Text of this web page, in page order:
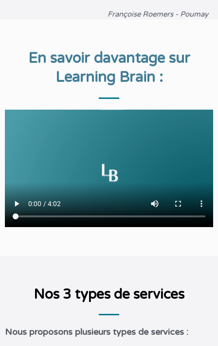
Françoise Roemers - Poumay
En savoir davantage sur
Learning Brain :
Nos 3 types de services
Nous proposons plusieurs types de services :